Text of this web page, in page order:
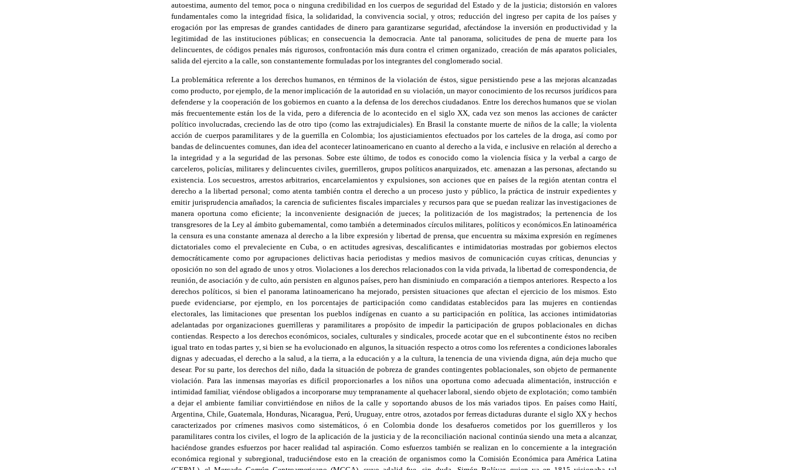
autoestima, aumento del temor, poca o ninguna credibilidad en los cuerpos de seguridad del Estado y de la justicia; distorsión en valores
fundamentales como la integridad física, la solidaridad, la convivencia social, y otros; reducción del ingreso per capita de los países y
erogación por las empresas de grandes cantidades de dinero para garantizarse seguridad, afectándose la inversión en productividad y la
legitimidad de las instituciones públicas; en consecuencia la democracia. Ante tal panorama, solicitudes de pena de muerte para los
delincuentes, de códigos penales más rigurosos, confrontación más dura contra el crimen organizado, creación de más aparatos policiales,
salida del ejercito a la calle, son constantemente formuladas por los integrantes del conglomerado social.
La problemática referente a los derechos humanos, en términos de la violación de éstos, sigue persistiendo pese a las mejoras alcanzadas
como producto, por ejemplo, de la menor implicación de la autoridad en su violación, un mayor conocimiento de los recursos jurídicos para
defenderse y la cooperación de los gobiernos en cuanto a la defensa de los derechos ciudadanos. Entre los derechos humanos que se violan
más frecuentemente están los de la vida, pero a diferencia de lo acontecido en el siglo XX, cada vez son menos las acciones de carácter
político involucradas, creciendo las de otro tipo (como las extrajudiciales). En Brasil la constante muerte de niños de la calle; la violenta
acción de cuerpos paramilitares y de la guerrilla en Colombia; los ajusticiamientos efectuados por los carteles de la droga, así como por
bandas de delincuentes comunes, dan idea del acontecer latinoamericano en cuanto al derecho a la vida, e inclusive en relación al derecho a
la integridad y a la seguridad de las personas. Sobre este último, de todos es conocido como la violencia física y la verbal a cargo de
carceleros, policías, militares y delincuentes civiles, guerrilleros, grupos políticos anarquizados, etc. amenazan a las personas, afectando su
existencia. Los secuestros, arrestos arbitrarios, encarcelamientos y expulsiones, son acciones que en países de la región atentan contra el
derecho a la libertad personal; como atenta también contra el derecho a un proceso justo y público, la práctica de instruir expedientes y
emitir jurisprudencia amañados; la carencia de suficientes fiscales imparciales y recursos para que se puedan realizar las investigaciones de
manera oportuna como eficiente; la inconveniente designación de jueces; la politización de los magistrados; la pertenencia de los
transgresores de la Ley al ámbito gubernamental, como también a determinados círculos militares, políticos y económicos.En latinoamérica
la censura es una constante amenaza al derecho a la libre expresión y libertad de prensa, que encuentra su máxima expresión en regímenes
dictatoriales como el prevaleciente en Cuba, o en actitudes agresivas, descalificantes e intimidatorias mostradas por gobiernos electos
democráticamente como por agrupaciones delictivas hacia periodistas y medios masivos de comunicación cuyas críticas, denuncias y
oposición no son del agrado de unos y otros. Violaciones a los derechos relacionados con la vida privada, la libertad de correspondencia, de
reunión, de asociación y de culto, aún persisten en algunos países, pero han disminiudo en comparación a tiempos anteriores. Respecto a los
derechos políticos, si bien el panorama latinoamericano ha mejorado, persisten situaciones que afectan el ejercicio de los mismos. Esto
puede evidenciarse, por ejemplo, en los porcentajes de participación como candidatas establecidos para las mujeres en contiendas
electorales, las limitaciones que presentan los pueblos indígenas en cuanto a su participación en política, las acciones intimidatorias
adelantadas por organizaciones guerrilleras y paramilitares a propósito de impedir la participación de grupos poblacionales en dichas
contiendas. Respecto a los derechos económicos, sociales, culturales y sindicales, procede acotar que en el subcontinente éstos no reciben
igual trato en todas partes y, si bien se ha evolucionado en algunos, la situación respecto a otros como los referentes a condiciones laborales
dignas y adecuadas, el derecho a la salud, a la tierra, a la educación y a la cultura, la tenencia de una vivienda digna, aún deja mucho que
desear. Por su parte, los derechos del niño, dada la situación de pobreza de grandes contingentes poblacionales, son objeto de permanente
violación. Para las inmensas mayorías es difícil proporcionarles a los niños una oportuna como adecuada alimentación, instrucción e
intimidad familiar, viéndose obligados a incorporarse muy tempranamente al quehacer laboral, siendo objeto de explotación; como también
a dejar el ambiente familiar convirtiéndose en niños de la calle y soportando abusos de los más variados tipos. En países como Haití,
Argentina, Chile, Guatemala, Honduras, Nicaragua, Perú, Uruguay, entre otros, azotados por ferreas dictaduras durante el siglo XX y hechos
caracterizados por crímenes masivos como sistemáticos, ó en Colombia donde los desafueros cometidos por los guerrilleros y los
paramilitares contra los civiles, el logro de la aplicación de la justicia y de la reconciliación nacional continúa siendo una meta a alcanzar,
haciéndose grandes esfuerzos por hacer realidad tal aspiración. Como esfuerzos también se realizan en lo concerniente a la integración
económica regional y subregional, traduciéndose esto en la creación de organismos como la Comisión Económica para América Latina